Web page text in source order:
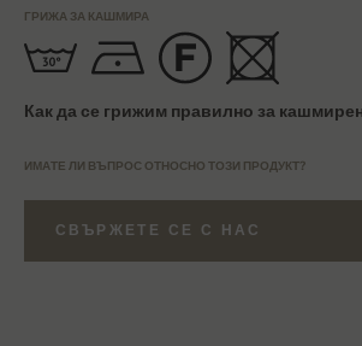
ГРИЖА ЗА КАШМИРА
Как да се грижим правилно за
ИМАТЕ ЛИ ВЪПРОС ОТНОСНО ТОЗИ ПРОДУКТ?
СВЪРЖЕТЕ СЕ С НАС